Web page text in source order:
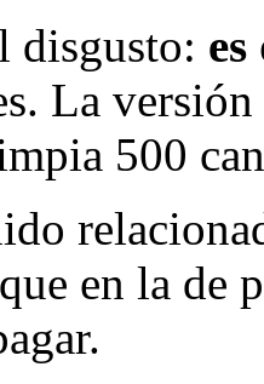
disgusto:
La
500
en la de